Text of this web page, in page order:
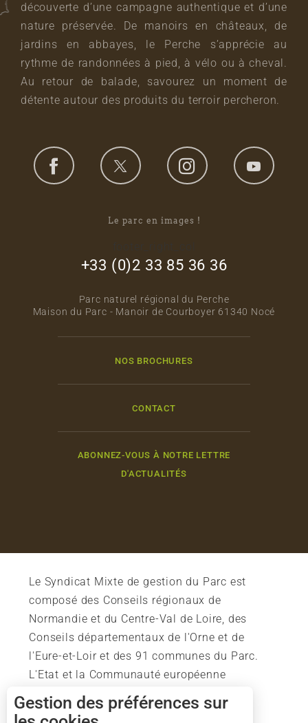
découverte d’une campagne authentique et d’une
nature préservée. De manoirs en châteaux, de
jardins en abbayes, le Perche s’apprécie au
rythme de randonnées à pied, à vélo ou à cheval.
Au retour de balade, savourez un moment de
détente autour des produits du terroir percheron.
Le parc en images !
+33 (0)2 33 85 36 36
Parc naturel régional du Perche
Maison du Parc - Manoir de Courboyer 61340 Nocé
NOS BROCHURES
CONTACT
ABONNEZ-VOUS À NOTRE LETTRE
D'ACTUALITÉS
Le Syndicat Mixte de gestion du Parc est
composé des Conseils régionaux de
Normandie et du Centre-Val de Loire, des
Conseils départementaux de l'Orne et de
l'Eure-et-Loir et des 91 communes du Parc.
L'Etat et la Communauté européenne
soutiennent également l'action du Parc.
Gestion des préférences sur